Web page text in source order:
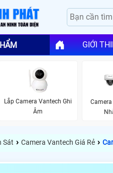
GIỚI
Lắp Camera Vantech Ghi
Âm
Sát › Camera Vantech Giá Rẻ ›